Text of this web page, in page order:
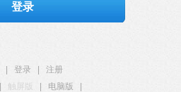
登录
登录
注册
触屏版 电脑版